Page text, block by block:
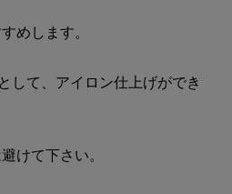
めします。
して、アイロン仕上げができ
けて下さい。